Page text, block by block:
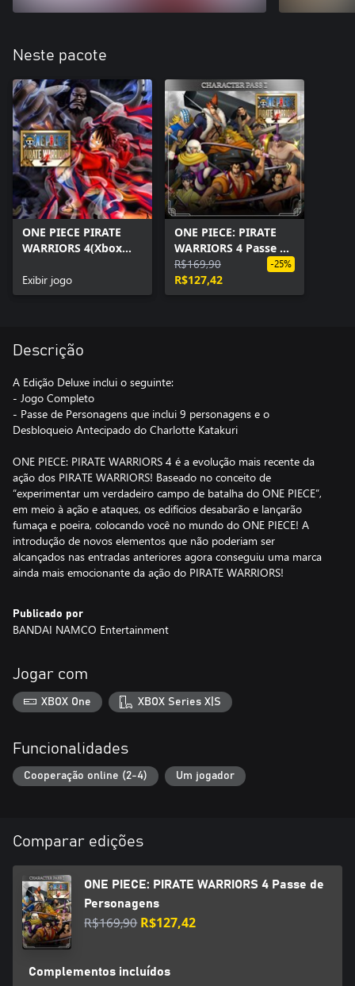
Neste pacote
ONE PIECE PIRATE
WARRIORS 4(Xbox
Exibir jogo
ONE PIECE: PIRATE
WARRIORS 4 Passe de
Personagens
R$169,90
R$127,42
-25%
Descrição
A Edição Deluxe inclui o seguinte:
- Jogo Completo
- Passe de Personagens que inclui 9 personagens e o
Desbloqueio Antecipado do Charlotte Katakuri
ONE PIECE: PIRATE WARRIORS 4 é a evolução mais recente da
ação dos PIRATE WARRIORS! Baseado no conceito de
“experimentar um verdadeiro campo de batalha do ONE PIECE”,
em meio à ação e ataques, os edifícios desabarão e lançarão
fumaça e poeira, colocando você no mundo do ONE PIECE! A
introdução de novos elementos que não poderiam ser
alcançados nas entradas anteriores agora conseguiu uma marca
ainda mais emocionante da ação do PIRATE WARRIORS!
Publicado por
BANDAI NAMCO Entertainment
Jogar com
XBOX One XBOX Series X|S
Funcionalidades
Cooperação online (2-4) Um jogador
Comparar edições
ONE PIECE: PIRATE WARRIORS 4 Passe de
Personagens
R$169,90 R$127,42
Complementos incluídos